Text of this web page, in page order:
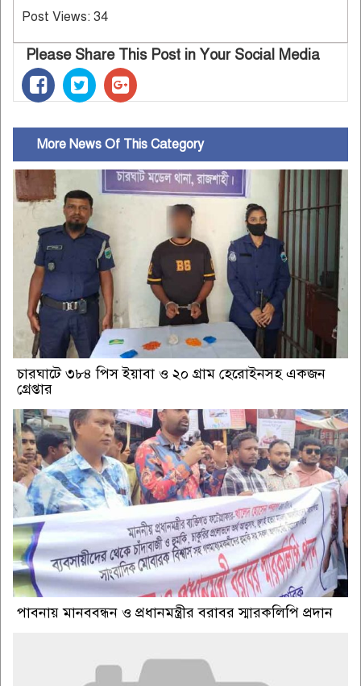
Post Views: 34
Please Share This Post in Your Social Media
More News Of This Category
চারঘাটে ৩৮৪ পিস ইয়াবা ও ২০ গ্রাম হেরোইনসহ একজন
গ্রেপ্তার
পাবনায় মানববন্ধন ও প্রধানমন্ত্রীর বরাবর স্মারকলিপি প্রদান